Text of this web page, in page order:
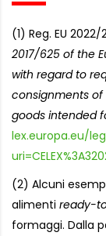
(1) Reg. EU 2022/
2017/625 of the
with regard to
consignments
goods intended
lex.europa.eu/
(2) Alcuni
alimenti ready-
formaggi. Dalla